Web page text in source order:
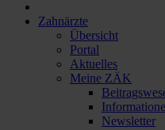
Zahnärzte
Übersicht
Portal
Aktuelles
Meine ZÄK
Newsletter